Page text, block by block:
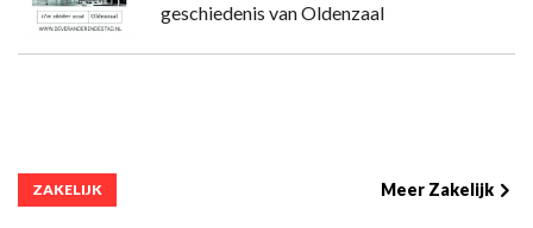
geschiedenis van Oldenzaal
ZAKELIJK Meer Zakelijk